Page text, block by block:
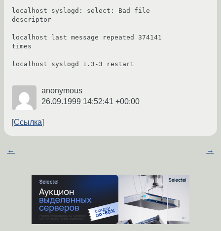
localhost syslogd: select: Bad file
descriptor
localhost last message repeated 374141
times
localhost syslogd 1.3-3 restart
anonymous
26.09.1999 14:52:41 +00:00
Ссылка
← →